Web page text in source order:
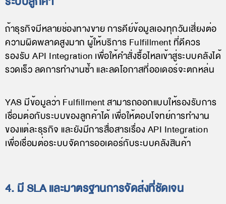
ถ้าธุรกิจมีหลายช่องทางขาย การคีย์ข้อมูลเองทุกวันเสี่ยงต่อ
ความผิดพลาดสูงมาก ผู้ให้บริการ Fulfillment ที่ดีควร
รองรับ API Integration เพื่อให้คำสั่งซื้อไหลเข้าสู่ระบบคลังได้
รวดเร็ว ลดการทำงานซ้ำ และลดโอกาสที่ออเดอร์จะตกหล่น
YAS มีข้อมูลว่า Fulfillment สามารถออกแบบให้รองรับการ
เชื่อมต่อกับระบบของลูกค้าได้ เพื่อให้ตอบโจทย์การทำงาน
ของแต่ละธุรกิจ และยังมีการสื่อสารเรื่อง API Integration
เพื่อเชื่อมต่อระบบจัดการออเดอร์กับระบบคลังสินค้า
4. มี SLA และมาตรฐานการจัดส่งที่ชัดเจน